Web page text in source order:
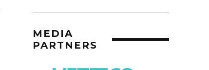
MEDIA
PARTNERS